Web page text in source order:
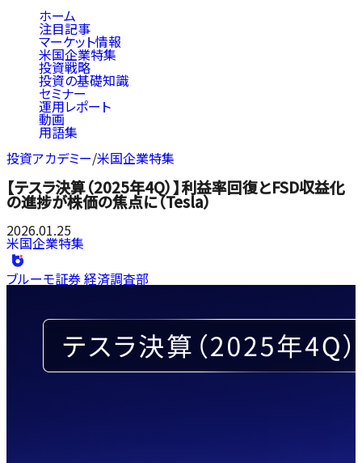
ホーム
注目記事
マーケット情報
米国企業特集
投資戦略
投資の基礎知識
セミナー
運用レポート
動画
用語集
投資アカデミー/米国企業特集
【テスラ決算（2025年4Q）】利益率回復とFSD収益化
の進捗が株価の焦点に（Tesla）
2026.01.25
米国企業特集
ブルーモ証券 経済調査部